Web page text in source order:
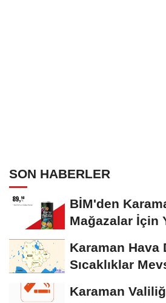
SON HABERLER
BİM'den
Mağazalar İçin
Karaman Hava
Sıcaklıklar
Seyrediyor
Karaman